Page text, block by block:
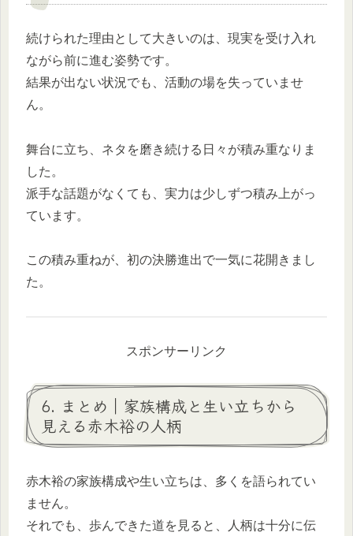
続けられた理由として大きいのは、現実を受け入れ
ながら前に進む姿勢です。
結果が出ない状況でも、活動の場を失っていませ
ん。
舞台に立ち、ネタを磨き続ける日々が積み重なりま
した。
派手な話題がなくても、実力は少しずつ積み上がっ
ています。
この積み重ねが、初の決勝進出で一気に花開きまし
た。
スポンサーリンク
6. まとめ｜家族構成と生い立ちから
見える赤木裕の人柄
赤木裕の家族構成や生い立ちは、多くを語られてい
ません。
それでも、歩んできた道を見ると、人柄は十分に伝